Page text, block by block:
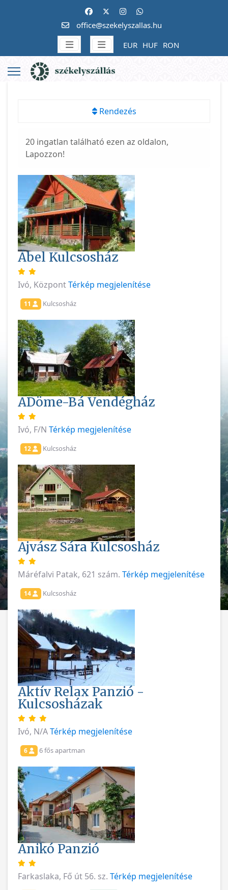
office@szekelyszallas.hu
EUR HUF RON
Rendezés
20 ingatlan található ezen az oldalon,
Lapozzon!
Ábel Kulcsosház
Ivó, KözpontTérkép megjelenítése
11 Kulcsosház
ADöme-Bá Vendégház
Ivó, F/N Térkép megjelenítése
12 Kulcsosház
Ajvász Sára Kulcsosház
Máréfalvi Patak, 621 szám. Térkép megjelenítése
14 Kulcsosház
Aktív Relax Panzió -
Kulcsosházak
Ivó, N/ATérkép megjelenítése
6 6 fős apartman
Anikó Panzió
Farkaslaka, Fő út 56. sz. Térkép megjelenítése